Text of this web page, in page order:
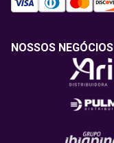
NOSSOS NEGÓCIOS